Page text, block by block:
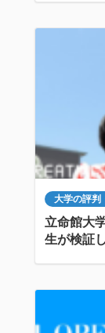
大学の評判
立命館大
生が検証